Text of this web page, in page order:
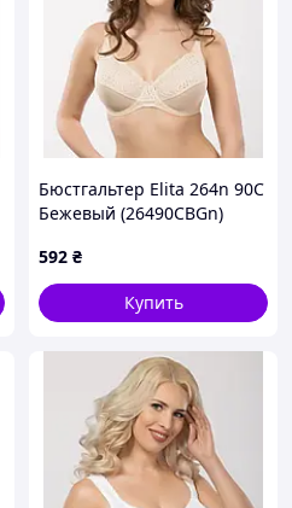
Бюстгальтер Elita 264n 90C
Бежевый (26490CBGn)
592 ₴
Купить